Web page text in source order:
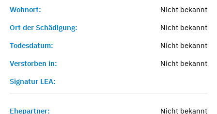
Wohnort:
Nicht bekannt
Ort der Schädigung:
Nicht bekannt
Todesdatum:
Nicht bekannt
Verstorben in:
Nicht bekannt
Signatur LEA:
Ehepartner:
Nicht bekannt